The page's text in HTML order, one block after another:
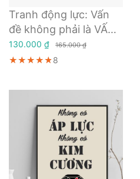
Tranh động lực: Vấn
đề không phải là VẤN
ĐỀ - THÁI ĐỘ mới là
vấn đề
130.000 ₫ 165.000 ₫
★★★★★
★★★★★
★★★★★8